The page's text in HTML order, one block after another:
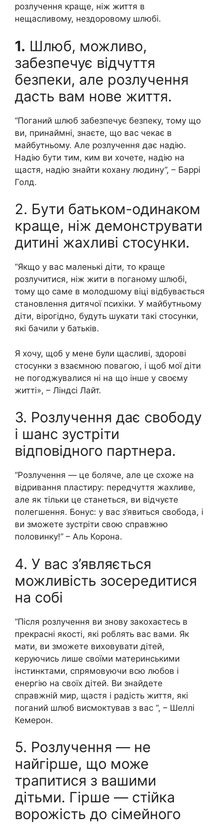
розлучення краще, ніж життя в
нещасливому, нездоровому шлюбі.
1. Шлюб, можливо,
забезпечує відчуття
безпеки, але розлучення
дасть вам нове життя.
“Поганий шлюб забезпечує безпеку, тому що
ви, принаймні, знаєте, що вас чекає в
майбутньому. Але розлучення дає надію.
Надію бути тим, ким ви хочете, надію на
щастя, надію знайти кохану людину”, – Баррі
Голд.
2. Бути батьком-одинаком
краще, ніж демонструвати
дитині жахливі стосунки.
“Якщо у вас маленькі діти, то краще
розлучитися, ніж жити в поганому шлюбі,
тому що саме в молодшому віці відбувається
становлення дитячої психіки. У майбутньому
діти, вірогідно, будуть шукати такі стосунки,
які бачили у батьків.
Я хочу, щоб у мене були щасливі, здорові
стосунки з взаємною повагою, і щоб мої діти
не погоджувалися ні на що інше у своєму
житті», – Ліндсі Лайт.
3. Розлучення дає свободу
і шанс зустріти
відповідного партнера.
“Розлучення — це боляче, але це схоже на
відривання пластиру: передчуття жахливе,
але як тільки це станеться, ви відчуєте
полегшення. Бонус: у вас з’явиться свобода, і
ви зможете зустріти свою справжню
половинку!” – Аль Корона.
4. У вас з’являється
можливість зосередитися
на собі
“Після розлучення ви знову закохаєтесь в
прекрасні якості, які роблять вас вами. Як
мати, ви зможете виховувати дітей,
керуючись лише своїми материнськими
інстинктами, спрямовуючи всю любов і
енергію на своїх дітей. Ви знайдете
справжній мир, щастя і радість життя, які
поганий шлюб висмоктував з вас “, – Шеллі
Кемерон.
5. Розлучення — не
найгірше, що може
трапитися з вашими
дітьми. Гірше — стійка
ворожість до сімейного